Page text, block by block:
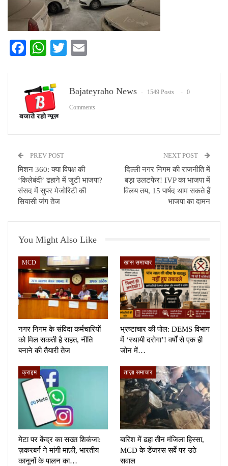
Facebook
WhatsApp
Twitter
Bajateyraho News 1549 Posts 0
Comments
PREV POST
मिशन 360: क्या विपक्ष की
‘किलेबंदी’ ढहाने में जुटी भाजपा?
संसद में सुपर मेजोरिटी की
सियासी जंग तेज
NEXT POST
दिल्ली नगर निगम की राजनीति में
बड़ा उलटफेर! IVP का भाजपा में
विलय तय, 15 पार्षद थाम सकते हैं
भाजपा का दामन
You Might Also Like
MCD
नगर निगम के संविदा कर्मचारियों
को मिल सकती है राहत, नीति
बनाने की तैयारी तेज
खास समाचार
भ्रष्टाचार की पोल: DEMS विभाग
में ‘स्थायी दरोगा’! वर्षों से एक ही
जोन में…
क्राइम
मेटा पर केंद्र का सख्त शिकंजा:
ज़करबर्ग ने मांगी माफ़ी, भारतीय
कानूनों के पालन का…
ताज़ा समाचार
बारिश में ढहा तीन मंजिला हिस्सा,
MCD के डेंजरस सर्वे पर उठे
सवाल